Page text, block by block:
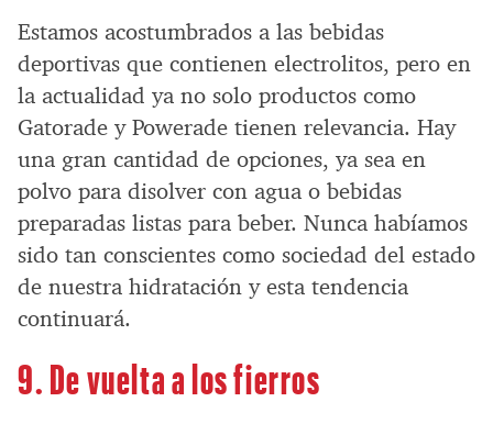
Estamos acostumbrados a las bebidas
deportivas que contienen electrolitos, pero en
la actualidad ya no solo productos como
Gatorade y Powerade tienen relevancia. Hay
una gran cantidad de opciones, ya sea en
polvo para disolver con agua o bebidas
preparadas listas para beber. Nunca habíamos
sido tan conscientes como sociedad del estado
de nuestra hidratación y esta tendencia
continuará.
9. De vuelta a los fierros